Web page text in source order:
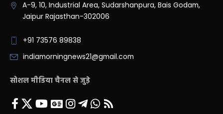
A-9, 10, Industrial Area, Sudarshanpura, Bais Godam,
Jaipur Rajasthan-302006
+91 73576 89838
indiamorningnews21@gmail.com
सोशल मीडिया चैनल से जुड़े